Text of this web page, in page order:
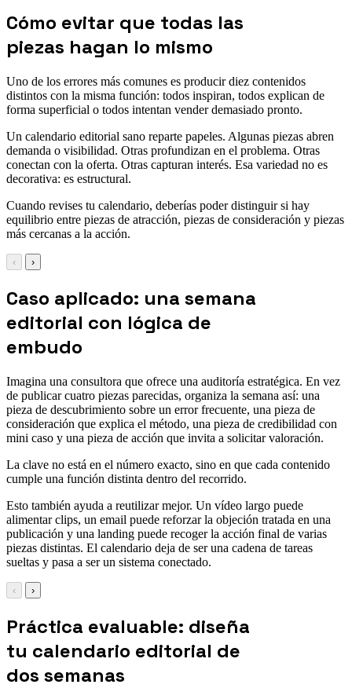
Cómo evitar que todas las
piezas hagan lo mismo
Uno de los errores más comunes es producir diez contenidos
distintos con la misma función: todos inspiran, todos explican de
forma superficial o todos intentan vender demasiado pronto.
Un calendario editorial sano reparte papeles. Algunas piezas abren
demanda o visibilidad. Otras profundizan en el problema. Otras
conectan con la oferta. Otras capturan interés. Esa variedad no es
decorativa: es estructural.
Cuando revises tu calendario, deberías poder distinguir si hay
equilibrio entre piezas de atracción, piezas de consideración y piezas
más cercanas a la acción.
‹ ›
Caso aplicado: una semana
editorial con lógica de
embudo
Imagina una consultora que ofrece una auditoría estratégica. En vez
de publicar cuatro piezas parecidas, organiza la semana así: una
pieza de descubrimiento sobre un error frecuente, una pieza de
consideración que explica el método, una pieza de credibilidad con
mini caso y una pieza de acción que invita a solicitar valoración.
La clave no está en el número exacto, sino en que cada contenido
cumple una función distinta dentro del recorrido.
Esto también ayuda a reutilizar mejor. Un vídeo largo puede
alimentar clips, un email puede reforzar la objeción tratada en una
publicación y una landing puede recoger la acción final de varias
piezas distintas. El calendario deja de ser una cadena de tareas
sueltas y pasa a ser un sistema conectado.
‹ ›
Práctica evaluable: diseña
tu calendario editorial de
dos semanas